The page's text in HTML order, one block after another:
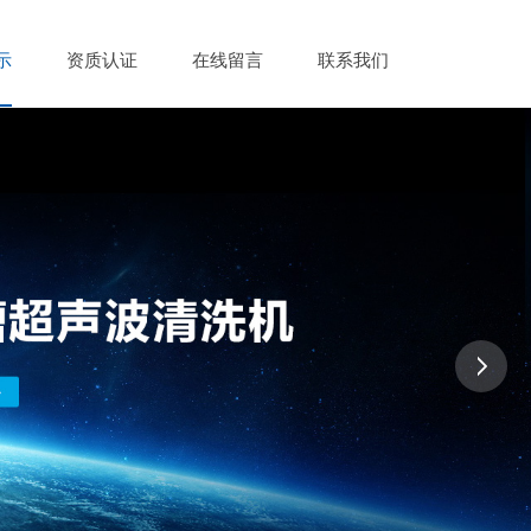
资质认证 在线留言 联系我们